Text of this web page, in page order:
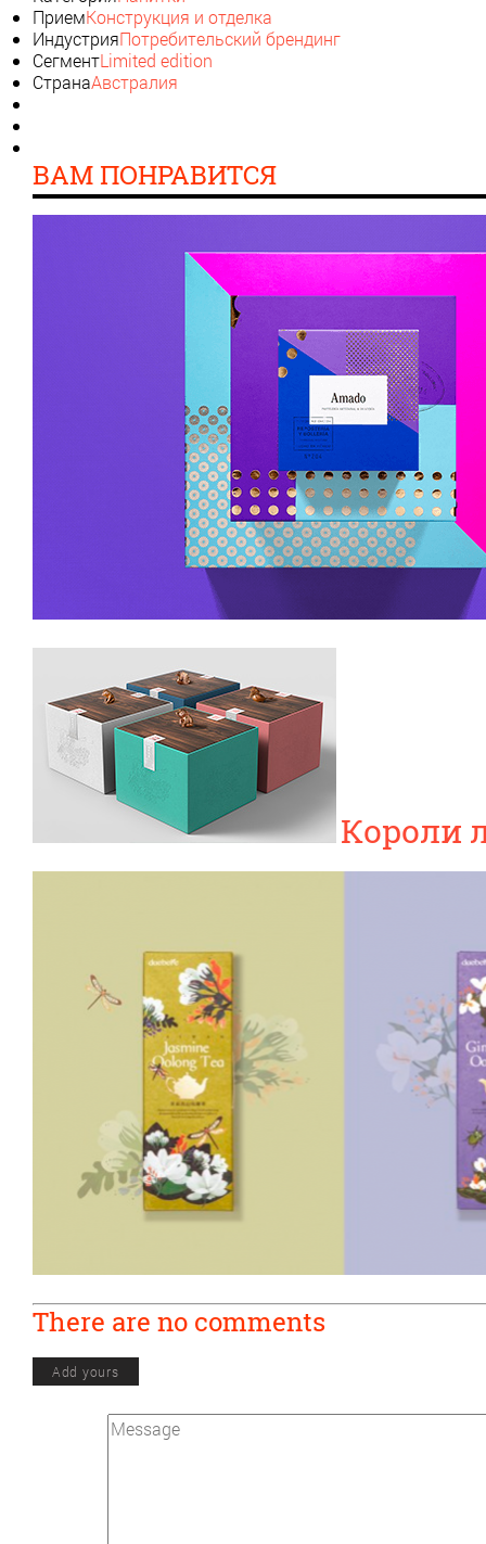
ПриемКонструкция и отделка
ИндустрияПотребительский брендинг
СегментLimited edition
СтранаАвстралия
ВАМ ПОНРАВИТСЯ
Короли
There are no comments
Add yours